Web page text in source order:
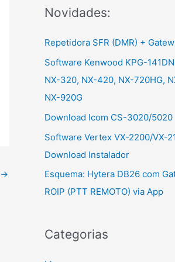
→
rNovidades:
Repetidora SFR (DMR) +
Software Kenwood KPG-
NX-320, NX-420, NX-720HG,
NX-920G
Download Icom CS-3020/5020
Software Vertex VX-2200/VX-
Download Instalador
Esquema: Hytera DB26 com
ROIP (PTT REMOTO) via App
Categorias